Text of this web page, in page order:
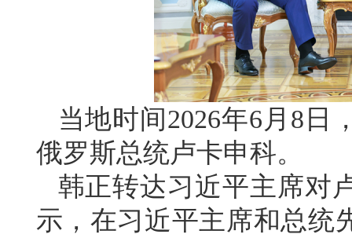
当地时间2026年6月8日
俄罗斯总统卢卡申科。
韩正转达习近平主席对
示，在习近平主席和总统